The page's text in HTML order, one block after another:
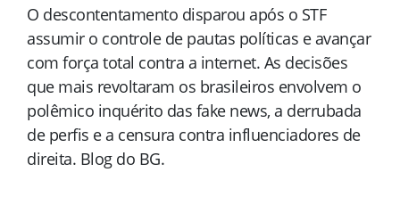
O descontentamento disparou após o STF
assumir o controle de pautas políticas e avançar
com força total contra a internet. As decisões
que mais revoltaram os brasileiros envolvem o
polêmico inquérito das fake news, a derrubada
de perfis e a censura contra influenciadores de
direita. Blog do BG.